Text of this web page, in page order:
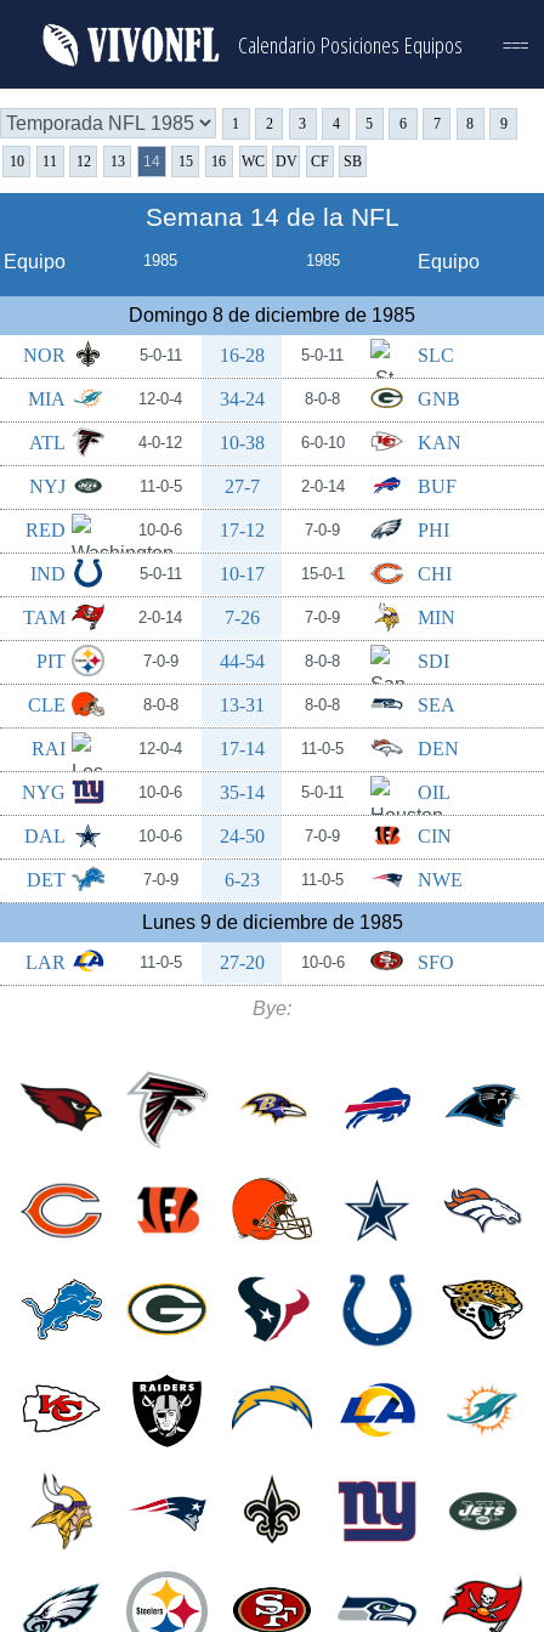
Calendario Posiciones Equipos ===
1 2 3 4 5 6 7 8 9
10 11 12 13 14 15 16 WC DV CF SB
Semana 14 de la NFL
Equipo 1985 1985 Equipo
Domingo 8 de diciembre de 1985
NOR
5-0-11 16-28 5-0-11 SLC
MIA 12-0-4 34-24 8-0-8 GNB
ATL 4-0-12 10-38 6-0-10 KAN
NYJ 11-0-5 27-7 2-0-14 BUF
RED 10-0-6 17-12 7-0-9 PHI
IND 5-0-11 10-17 15-0-1 CHI
TAM 2-0-14 7-26 7-0-9 MIN
PIT 7-0-9 44-54 8-0-8 SDI
CLE 8-0-8 13-31 8-0-8 SEA
RAI 12-0-4 17-14 11-0-5 DEN
NYG 10-0-6 35-14 5-0-11 OIL
DAL 10-0-6 24-50 7-0-9 CIN
DET 7-0-9 6-23 11-0-5 NWE
Lunes 9 de diciembre de 1985
LAR
11-0-5 27-20 10-0-6 SFO
Bye: